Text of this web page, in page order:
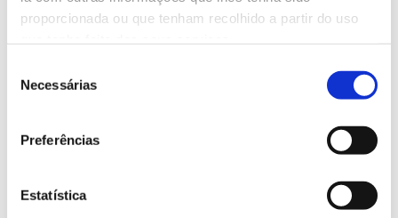
proporcionada ou que tenham recolhido a partir do uso
Necessárias
Preferências
Estatística
está disponível: vamos perder muito mais
tráfego do que pensávamos
De SEO a GEO e OSO: Otimização
Web Agentica: Como a IA Torna as Nossas
PR Geo-Friendly: Da Visibilidade ao